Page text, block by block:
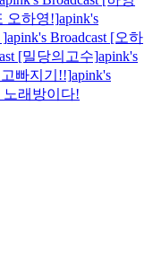
오하영!]apink's
]apink's Broadcast [오하
[밀당의고수]apink's
고빠지기!!]apink's
노래방이다!